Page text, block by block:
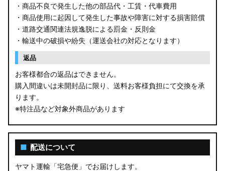
・商品不良で発生した他の部品代・工賃・代車費用
・商品使用に起因して発生した事故や障害に対する損害賠償
・道路交通関連法規逸脱による罰金・反則金
・輸送中の破損や紛失（運送会社の対応となります）
返品
お客様都合の返品はできません。
購入間違いは未開封品に限り、送料お客様負担にて交換を承
ります。
※特注品など対象外商品があります
■ 配送について
ヤマト運輸「宅急便」でお届けします。